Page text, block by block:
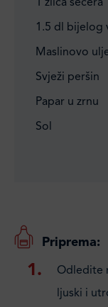
1 žlica šećera
1.5 dl bijelog
Maslinovo
Svježi peršin
Papar u zrnu
Sol
Priprema:
Odledite
ljuski i